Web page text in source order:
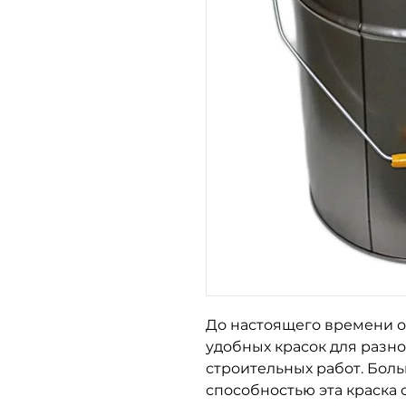
До настоящего времени
удобных красок для
строительных работ.
способностью эта краска